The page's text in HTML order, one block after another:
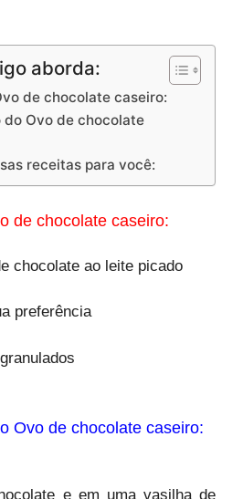
aborda:
de chocolate caseiro:
do Ovo de chocolate
receitas para você:
de chocolate caseiro:
chocolate ao leite picado
preferência
Ovo de chocolate caseiro:
e em uma vasilha de